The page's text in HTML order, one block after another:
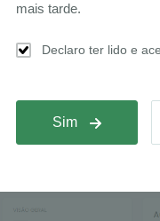
Em“Dados da
Com o Preset
necessário
Em“Clientes”,